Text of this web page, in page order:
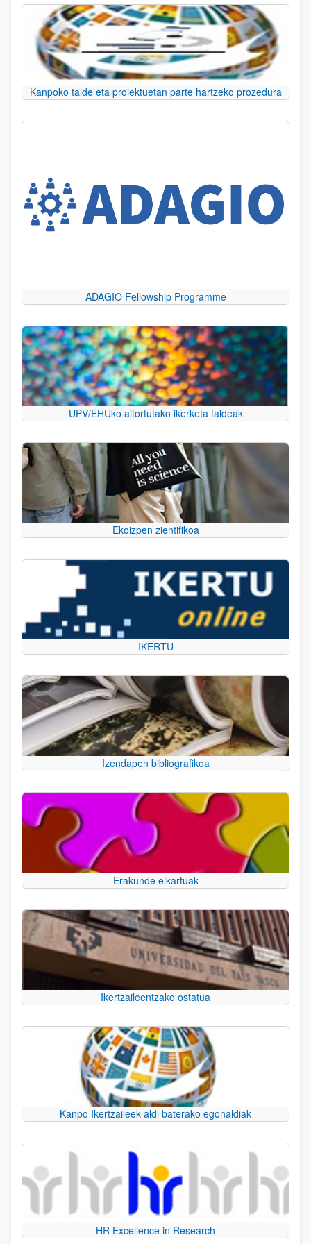
Kanpoko talde eta proiektuetan parte hartzeko prozedura
ADAGIO Fellowship Programme
UPV/EHUko aitortutako ikerketa taldeak
Ekoizpen zientifikoa
IKERTU
Izendapen bibliografikoa
Erakunde elkartuak
Ikertzaileentzako ostatua
Kanpo Ikertzaileek aldi baterako egonaldiak
HR Excellence in Research